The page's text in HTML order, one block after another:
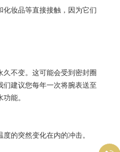
化妆品等直接接触，因为它们
久不变。这可能会受到密封圈
们建议您每年一次将腕表送至
能。
的突然变化在内的冲击。